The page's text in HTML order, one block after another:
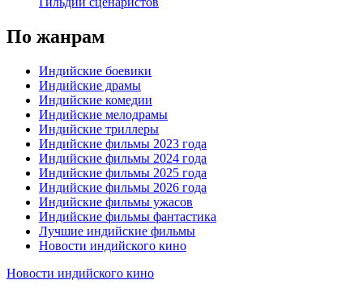
По жанрам
Индийские боевики
Индийские драмы
Индийские комедии
Индийские мелодрамы
Индийские триллеры
Индийские фильмы 2023 года
Индийские фильмы 2024 года
Индийские фильмы 2025 года
Индийские фильмы 2026 года
Индийские фильмы ужасов
Индийские фильмы фантастика
Лучшие индийские фильмы
Новости индийского кино
Новости индийского кино